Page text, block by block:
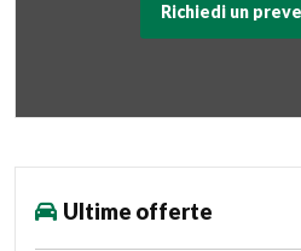
Richiedi un
Ultime offerte